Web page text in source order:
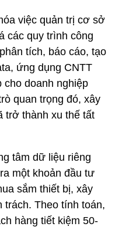
việc quản trị cơ sở
các quy trình công
tích, báo cáo, tạo
ứng dụng CNTT
cho doanh nghiệp
quan trọng đó, xây
trở thành xu thế tất
tâm dữ liệu riêng
một khoản đầu tư
sắm thiết bị, xây
trách. Theo tính toán,
hàng tiết kiệm 50-